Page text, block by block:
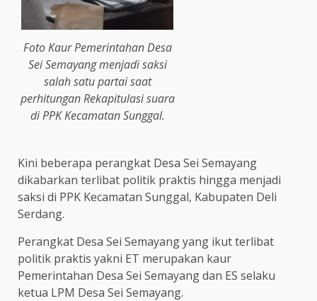
Foto Kaur Pemerintahan Desa
Sei Semayang menjadi saksi
salah satu partai saat
perhitungan Rekapitulasi suara
di PPK Kecamatan Sunggal.
Kini beberapa perangkat Desa Sei Semayang
dikabarkan terlibat politik praktis hingga menjadi
saksi di PPK Kecamatan Sunggal, Kabupaten Deli
Serdang.
Perangkat Desa Sei Semayang yang ikut terlibat
politik praktis yakni ET merupakan kaur
Pemerintahan Desa Sei Semayang dan ES selaku
ketua LPM Desa Sei Semayang.